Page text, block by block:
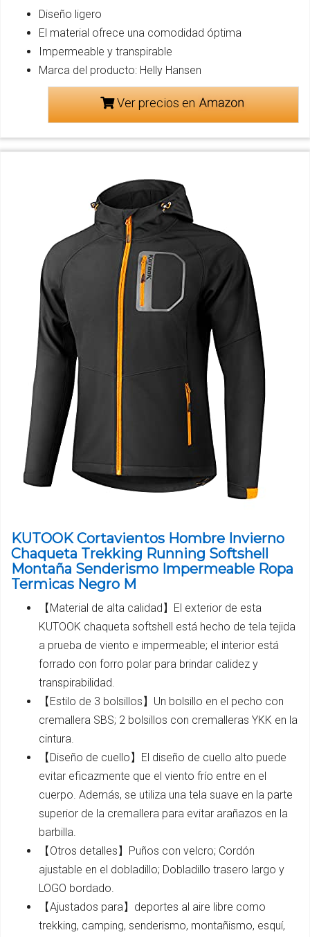
Diseño ligero
El material ofrece una comodidad óptima
Impermeable y transpirable
Marca del producto: Helly Hansen
Ver precios en
KUTOOK Cortavientos Hombre Invierno
Chaqueta Trekking Running Softshell
Montaña Senderismo Impermeable Ropa
Termicas Negro M
【Material de alta calidad】El exterior de esta
KUTOOK chaqueta softshell está hecho de tela tejida
a prueba de viento e impermeable; el interior está
forrado con forro polar para brindar calidez y
transpirabilidad.
【Estilo de 3 bolsillos】Un bolsillo en el pecho con
cremallera SBS; 2 bolsillos con cremalleras YKK en la
cintura.
【Diseño de cuello】El diseño de cuello alto puede
evitar eficazmente que el viento frío entre en el
cuerpo. Además, se utiliza una tela suave en la parte
superior de la cremallera para evitar arañazos en la
barbilla.
【Otros detalles】Puños con velcro; Cordón
ajustable en el dobladillo; Dobladillo trasero largo y
LOGO bordado.
【Ajustados para】deportes al aire libre como
trekking, camping, senderismo, montañismo, esquí,